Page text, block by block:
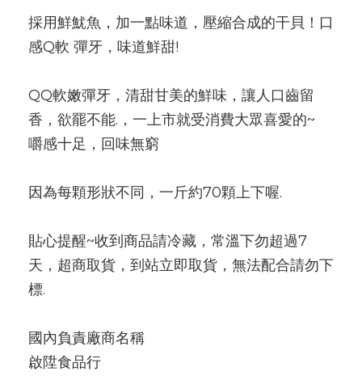
採用鮮魷魚，加一點味道，壓縮合成的干貝！口
感Q軟 彈牙，味道鮮甜!
QQ軟嫩彈牙，清甜甘美的鮮味，讓人口齒留
香，欲罷不能.，一上市就受消費大眾喜愛的~
嚼感十足，回味無窮
因為每顆形狀不同，一斤約70顆上下喔.
貼心提醒~收到商品請冷藏，常溫下勿超過7
天，超商取貨，到站立即取貨，無法配合請勿下
標.
國內負責廠商名稱
啟陞食品行